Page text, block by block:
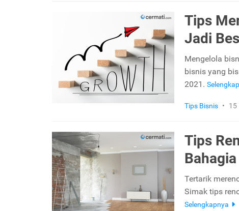
Tips
Jadi
Mengelola
bisnis yang
2021.
Tips Bisnis • 15
Tips
Tertarik
Simak tips
Selengkapnya